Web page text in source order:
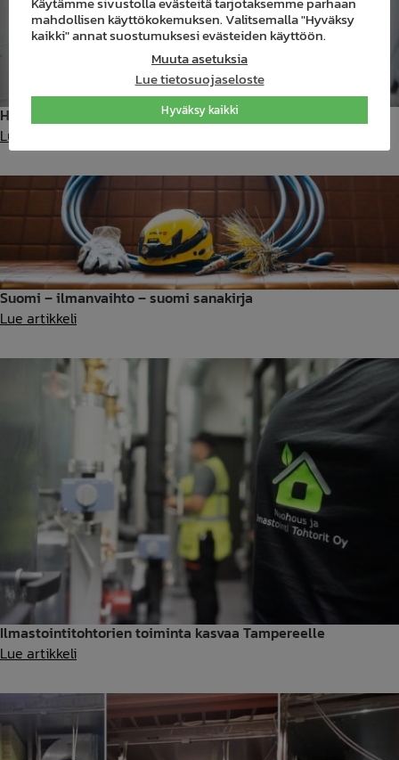
Huolto-ohjeet omakotitalojen ilmanvaihtokoneille
Lue artikkeli
ohjeet
omakotitalojen
ilmanvaihtokoneille
Suomi – ilmanvaihto – suomi sanakirja
Lue artikkeliSuomi
ilmanvaihto
–
suomi
sanakirja
Ilmastointitohtorien toiminta kasvaa Tampereelle
Lue artikkeliIlmastointitohtorien
kasvaa
Tampereelle
mahdollisen käyttökokemuksen. Valitsemalla "Hyväksy
kaikki" annat suostumuksesi evästeiden käyttöön.
Muuta asetuksia
Lue tietosuojaseloste
Hyväksy kaikki